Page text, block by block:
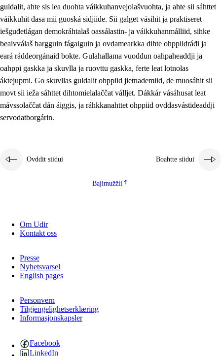
guldalit, ahte sis lea duohta váikkuhanvejolašvuohta, ja ahte sii sáhttet
váikkuhit dasa mii guoská sidjiide. Sii galget vásihit ja praktiseret
iešguđetlágan demokráhtalaš oassálastin- ja váikkuhanmálliid, sihke
beaivválaš bargguin fágaiguin ja ovdamearkka dihte ohppiidráđi ja
eará ráđđeorgánaid bokte. Gulahallama vuođđun oahpaheaddji ja
oahppi gaskka ja skuvlla ja ruovttu gaskka, ferte leat lotnolas
áktejupmi. Go skuvllas guldalit ohppiid jietnademiid, de muosáhit sii
movt sii ieža sáhttet dihtomielalaččat válljet. Dákkár vásáhusat leat
mávssolaččat dán áiggis, ja ráhkkanahttet ohppiid ovddasvástideaddji
servodatborgárin.
Ovddit siidui Boahtte siidui
Bajimužžii
Om Udir
Kontakt oss
Presse
Nyhetsvarsel
English pages
Personvern
Tilgjengelighetserklæring
Informasjonskapsler
Facebook
LinkedIn